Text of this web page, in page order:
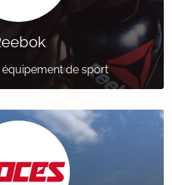
équipement de sport